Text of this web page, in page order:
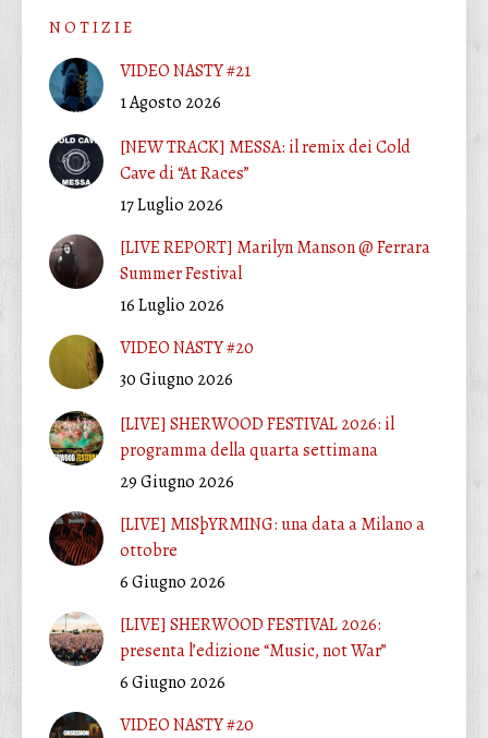
N O T I Z I E
VIDEO NASTY #21
1 Agosto 2026
[NEW TRACK] MESSA: il remix dei Cold
Cave di “At Races”
17 Luglio 2026
[LIVE REPORT] Marilyn Manson @ Ferrara
Summer Festival
16 Luglio 2026
VIDEO NASTY #20
30 Giugno 2026
[LIVE] SHERWOOD FESTIVAL 2026: il
programma della quarta settimana
29 Giugno 2026
[LIVE] MISþYRMING: una data a Milano a
ottobre
6 Giugno 2026
[LIVE] SHERWOOD FESTIVAL 2026:
presenta l’edizione “Music, not War”
6 Giugno 2026
VIDEO NASTY #20